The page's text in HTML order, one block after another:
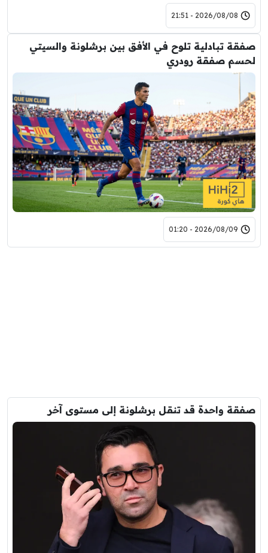
2026/08/08 - 21:51
صفقة تبادلية تلوح في الأفق بين برشلونة والسيتي
لحسم صفقة رودري
2026/08/09 - 01:20
صفقة واحدة قد تنقل برشلونة إلى مستوى آخر